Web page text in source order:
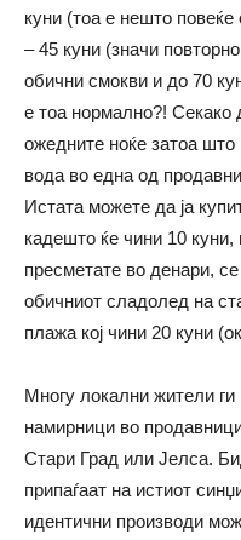
куни (тоа е нешто повеќе
– 45 куни (значи
обични смокви и до 70
е тоа нормално?! Секако
ожедните ноќе затоа што
вода во една од
Истата можете да ја
кадешто ќе чини 10 куни,
пресметате во денари,
обичниот сладолед на
плажа кој чини 20 куни
Многу локални жители ги
намирници во
Стари Град или Јелса.
припаѓаат на истиот
идентични производи